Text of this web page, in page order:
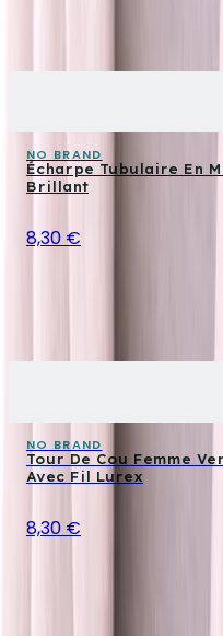
NO BRAND
Écharpe Tubulaire En
Brillant
8,30 €
NO BRAND
Tour De Cou Femme
Avec Fil Lurex
8,30 €